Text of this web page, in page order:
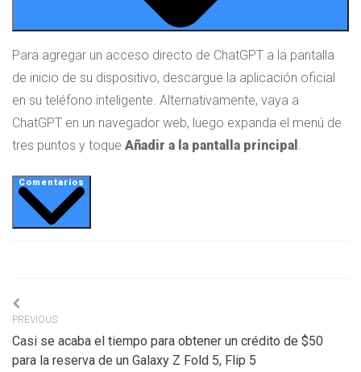
Para agregar un acceso directo de ChatGPT a la pantalla
de inicio de su dispositivo, descargue la aplicación oficial
en su teléfono inteligente. Alternativamente, vaya a
ChatGPT en un navegador web, luego expanda el menú de
tres puntos y toque Añadir a la pantalla principal .
Comentarios
Navigation
de
l’article
PREVIOUS
Casi se acaba el tiempo para obtener un crédito de $50
para la reserva de un Galaxy Z Fold 5, Flip 5